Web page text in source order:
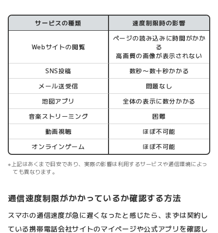
サービスの種類 速度制限時の影響
Webサイトの閲覧
ページの読み込みに時間がかか
る
高画質の画像が表示されない
SNS投稿
数秒〜数十秒かかる
メール送受信
問題なし
地図アプリ
全体の表示に数分かかる
音楽ストリーミング
困難
動画視聴
ほぼ不可能
オンラインゲーム
ほぼ不可能
上記はあくまで目安であり、実際の影響は利用するサービスや通信環境によっ
ても異なります。
通信速度制限がかかっているか確認する方法
スマホの通信速度が急に遅くなったと感じたら、まずは契約し
ている携帯電話会社サイトのマイページや公式アプリを確認し